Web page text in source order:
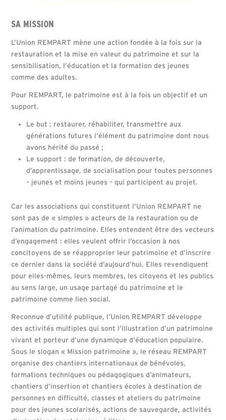
SA MISSION
L’Union REMPART mène une action fondée à la fois sur la
restauration et la mise en valeur du patrimoine et sur la
sensibilisation, l’éducation et la formation des jeunes
comme des adultes.
Pour REMPART, le patrimoine est à la fois un objectif et un
support.
Le but : restaurer, réhabiliter, transmettre aux
générations futures l’élément du patrimoine dont nous
avons hérité du passé ;
Le support : de formation, de découverte,
d’apprentissage, de socialisation pour toutes personnes
– jeunes et moins jeunes – qui participent au projet.
Car les associations qui constituent l’Union REMPART ne
sont pas de « simples » acteurs de la restauration ou de
l’animation du patrimoine. Elles entendent être des vecteurs
d’engagement : elles veulent offrir l’occasion à nos
concitoyens de se réapproprier leur patrimoine et d’inscrire
ce dernier dans la société d’aujourd’hui. Elles revendiquent
pour elles-mêmes, leurs membres, les citoyens et les publics
au sens large, un usage partagé du patrimoine et le
patrimoine comme lien social.
Reconnue d’utilité publique, l’Union REMPART développe
des activités multiples qui sont l’illustration d’un patrimoine
vivant et porteur d’une dynamique d’éducation populaire.
Sous le slogan « Mission patrimoine », le réseau REMPART
organise des chantiers internationaux de bénévoles,
formations techniques ou pédagogiques d’animateurs,
chantiers d’insertion et chantiers écoles à destination de
personnes en difficulté, classes et ateliers du patrimoine
pour des jeunes scolarisés, actions de sauvegarde, activités